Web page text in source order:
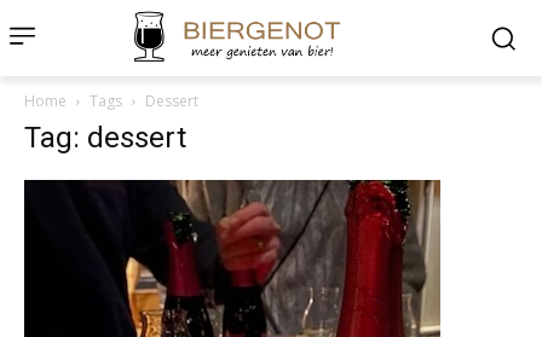
Home Tags Dessert
Tag: dessert